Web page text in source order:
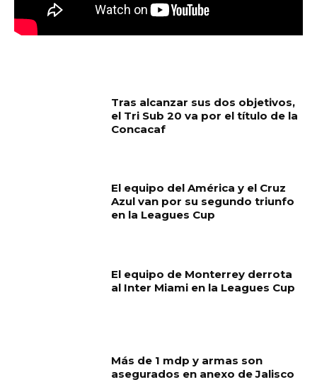
Tras alcanzar sus dos objetivos,
el Tri Sub 20 va por el título de la
Concacaf
El equipo del América y el Cruz
Azul van por su segundo triunfo
en la Leagues Cup
El equipo de Monterrey derrota
al Inter Miami en la Leagues Cup
Más de 1 mdp y armas son
asegurados en anexo de Jalisco